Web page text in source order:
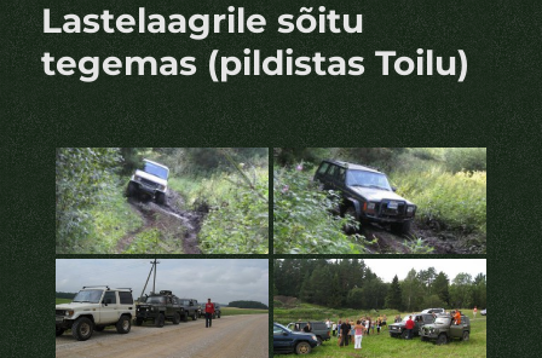
Lastelaagrile sõitu
tegemas (pildistas Toilu)